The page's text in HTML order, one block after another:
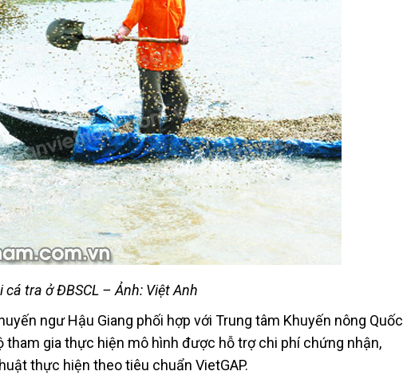
cá tra ở ĐBSCL – Ảnh: Việt Anh
ngư Hậu Giang phối hợp với Trung tâm Khuyến nông Quốc
tham gia thực hiện mô hình được hỗ trợ chi phí chứng nhận,
thực hiện theo tiêu chuẩn VietGAP.